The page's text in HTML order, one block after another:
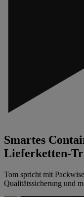
Smartes
Lieferketten-
Tom spricht mit
Qualitätssicherung und